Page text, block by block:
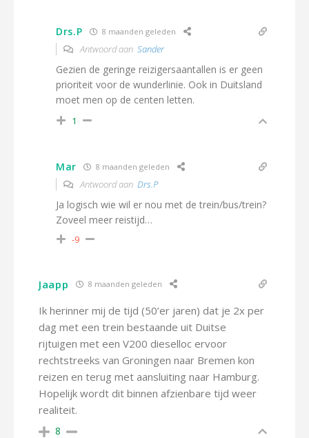
Drs.P 8 maanden geleden
Antwoord aan Sander
Gezien de geringe reizigersaantallen is er geen
prioriteit voor de wunderlinie. Ook in Duitsland
moet men op de centen letten.
1
Mar 8 maanden geleden
Antwoord aan Drs.P
Ja logisch wie wil er nou met de trein/bus/trein?
Zoveel meer reistijd…
-9
Jaapp 8 maanden geleden
Ik herinner mij de tijd (50’er jaren) dat je 2x per
dag met een trein bestaande uit Duitse
rijtuigen met een V200 dieselloc ervoor
rechtstreeks van Groningen naar Bremen kon
reizen en terug met aansluiting naar Hamburg.
Hopelijk wordt dit binnen afzienbare tijd weer
realiteit.
8